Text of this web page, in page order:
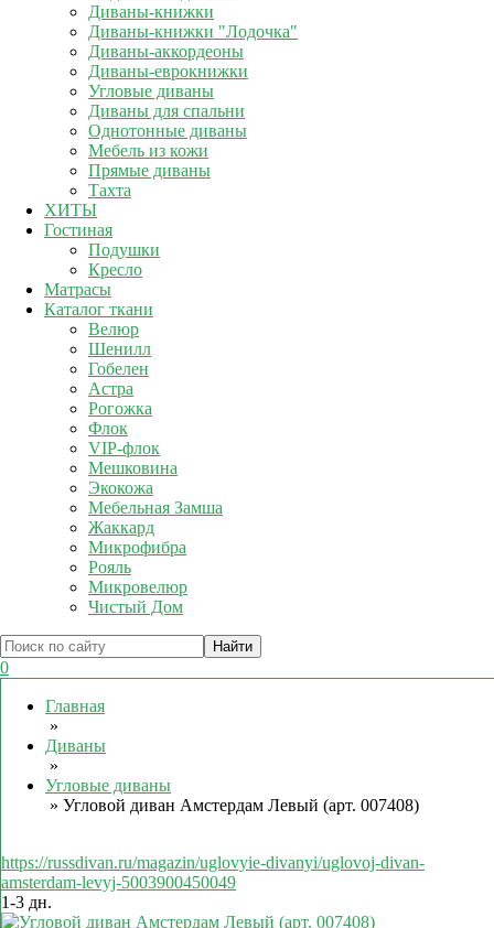
Диваны-книжки
Диваны-книжки "Лодочка"
Диваны-аккордеоны
Диваны-еврокнижки
Угловые диваны
Диваны для спальни
Однотонные диваны
Мебель из кожи
Прямые диваны
Тахта
ХИТЫ
Гостиная
Подушки
Кресло
Матрасы
Каталог ткани
Велюр
Шенилл
Гобелен
Астра
Рогожка
Флок
VIP-флок
Мешковина
Экокожа
Мебельная Замша
Жаккард
Микрофибра
Рояль
Микровелюр
Чистый Дом
0
Главная
»
Диваны
»
Угловые диваны
» Угловой диван Амстердам Левый (арт. 007408)
https://russdivan.ru/magazin/uglovyie-divanyi/uglovoj-divan-
amsterdam-levyj-5003900450049
1-3 дн.